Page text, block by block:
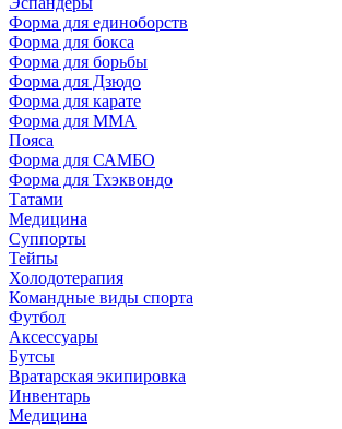
Форма для единоборств
Форма для бокса
Форма для борьбы
Форма для Дзюдо
Форма для карате
Форма для MMA
Пояса
Форма для САМБО
Форма для Тхэквондо
Татами
Медицина
Суппорты
Тейпы
Холодотерапия
Командные виды спорта
Футбол
Аксессуары
Бутсы
Вратарская экипировка
Инвентарь
Медицина